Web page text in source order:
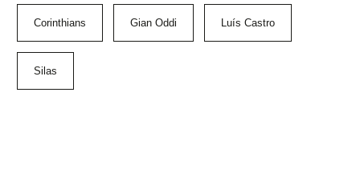
Corinthians Gian Oddi Luís Castro
Silas